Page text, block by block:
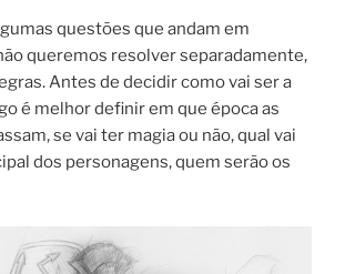
questões que andam em
queremos resolver separadamente,
Antes de decidir como vai ser a
é melhor definir em que época as
se vai ter magia ou não, qual vai
dos personagens, quem serão os